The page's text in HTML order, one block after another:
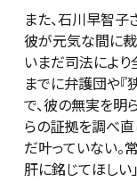
また、石川早智子
彼が元気な間に裁
いまだ司法によ
までに弁護団や『
で、彼の無実を明
らの証拠を調べ直
だ叶っていない。
肝に銘じてほしい